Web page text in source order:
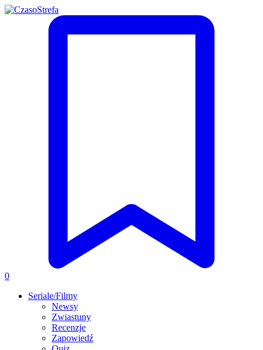
0
Seriale/Filmy
Newsy
Zwiastuny
Recenzje
Zapowiedź